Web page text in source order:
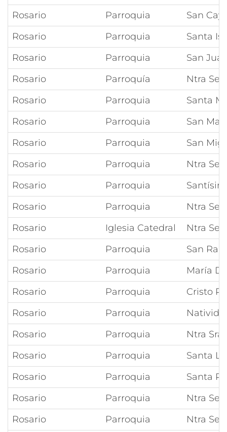
Rosario
Parroquia
San
Rosario
Parroquia
Santa
Rosario
Parroquia
San
Rosario
Parroquía
Ntra
Rosario
Parroquia
Santa
Rosario
Parroquia
San
Rosario
Parroquia
San
Rosario
Parroquia
Ntra
Rosario
Parroquia
Rosario
Parroquia
Ntra
Rosario
Iglesia Catedral
Ntra
Rosario
Parroquia
San
Rosario
Parroquia
María
Rosario
Parroquia
Cristo
Rosario
Parroquia
Rosario
Parroquia
Ntra
Rosario
Parroquia
Santa
Rosario
Parroquia
Santa
Rosario
Parroquia
Ntra
Rosario
Parroquia Ntra